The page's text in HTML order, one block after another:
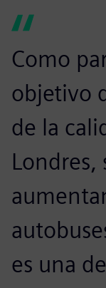
Como
objetivo
de la
Londres,
es una